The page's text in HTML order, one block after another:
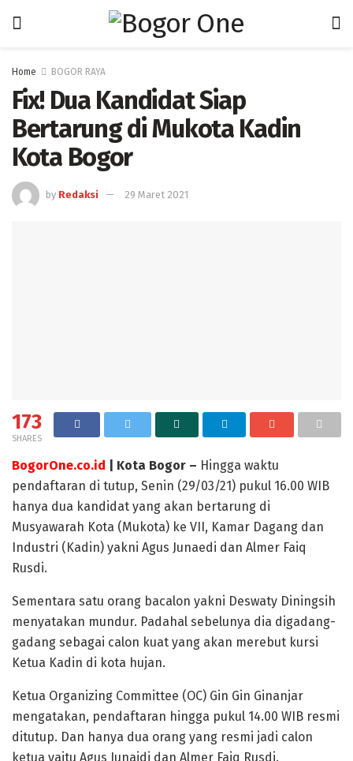
Home BOGOR RAYA
Fix! Dua Kandidat Siap
Bertarung di Mukota Kadin
Kota Bogor
by Redaksi 29 Maret 2021
173
SHARES
BogorOne.co.id | Kota Bogor – Hingga waktu
pendaftaran di tutup, Senin (29/03/21) pukul 16.00 WIB
hanya dua kandidat yang akan bertarung di
Musyawarah Kota (Mukota) ke VII, Kamar Dagang dan
Industri (Kadin) yakni Agus Junaedi dan Almer Faiq
Rusdi.
Sementara satu orang bacalon yakni Deswaty Diningsih
menyatakan mundur. Padahal sebelunya dia digadang-
gadang sebagai calon kuat yang akan merebut kursi
Ketua Kadin di kota hujan.
Ketua Organizing Committee (OC) Gin Gin Ginanjar
mengatakan, pendaftaran hingga pukul 14.00 WIB resmi
ditutup. Dan hanya dua orang yang resmi jadi calon
ketua yaitu Agus Junaidi dan Almer Faiq Rusdi.